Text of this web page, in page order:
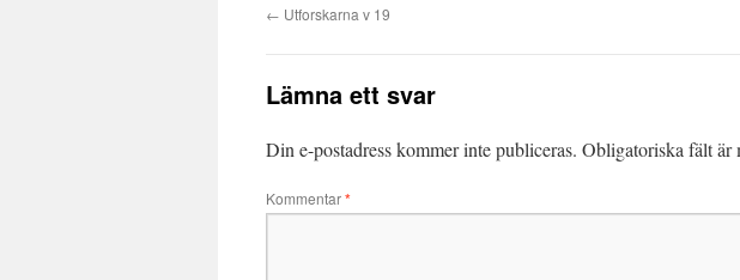
← Utforskarna v 19
Lämna ett svar
Din e-postadress kommer inte publiceras. Obligatoriska fält är
Kommentar*